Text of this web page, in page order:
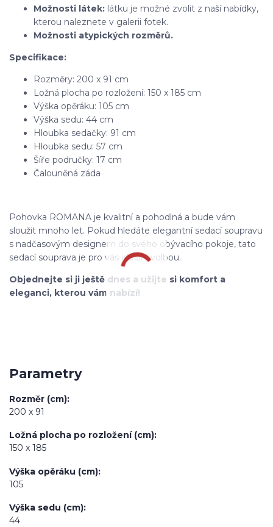
Možnosti látek: látku je možné zvolit z naší nabídky,
kterou naleznete v galerii fotek.
Možnosti atypických rozměrů.
Specifikace:
Rozměry: 200 x 91 cm
Ložná plocha po rozložení: 150 x 185 cm
Výška opěráku: 105 cm
Výška sedu: 44 cm
Hloubka sedačky: 91 cm
Hloubka sedu: 57 cm
Šíře područky: 17 cm
Čalouněná záda
Pohovka ROMANA je kvalitní a pohodlná a bude vám
sloužit mnoho let. Pokud hledáte elegantní sedací soupravu
s nadčasovým designem do svého obývacího pokoje, tato
sedací souprava je pro vás ideální volbou.
Objednejte si ji ještě dnes a užijte si komfort a
eleganci, kterou vám nabízí!
Parametry
Rozměr (cm)
200 x 91
Ložná plocha po rozložení (cm)
150 x 185
Výška opěráku (cm)
105
Výška sedu (cm)
44